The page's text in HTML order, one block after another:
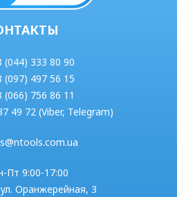
(044) 333 80 90
(097) 497 56 15
(066) 756 86 11
49 72 (Viber, Telegram)
Пт 9:00-17:00
Оранжерейная, 3